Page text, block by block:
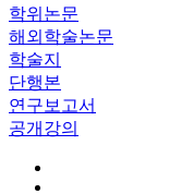
학위논문
해외학술논문
학술지
단행본
연구보고서
공개강의